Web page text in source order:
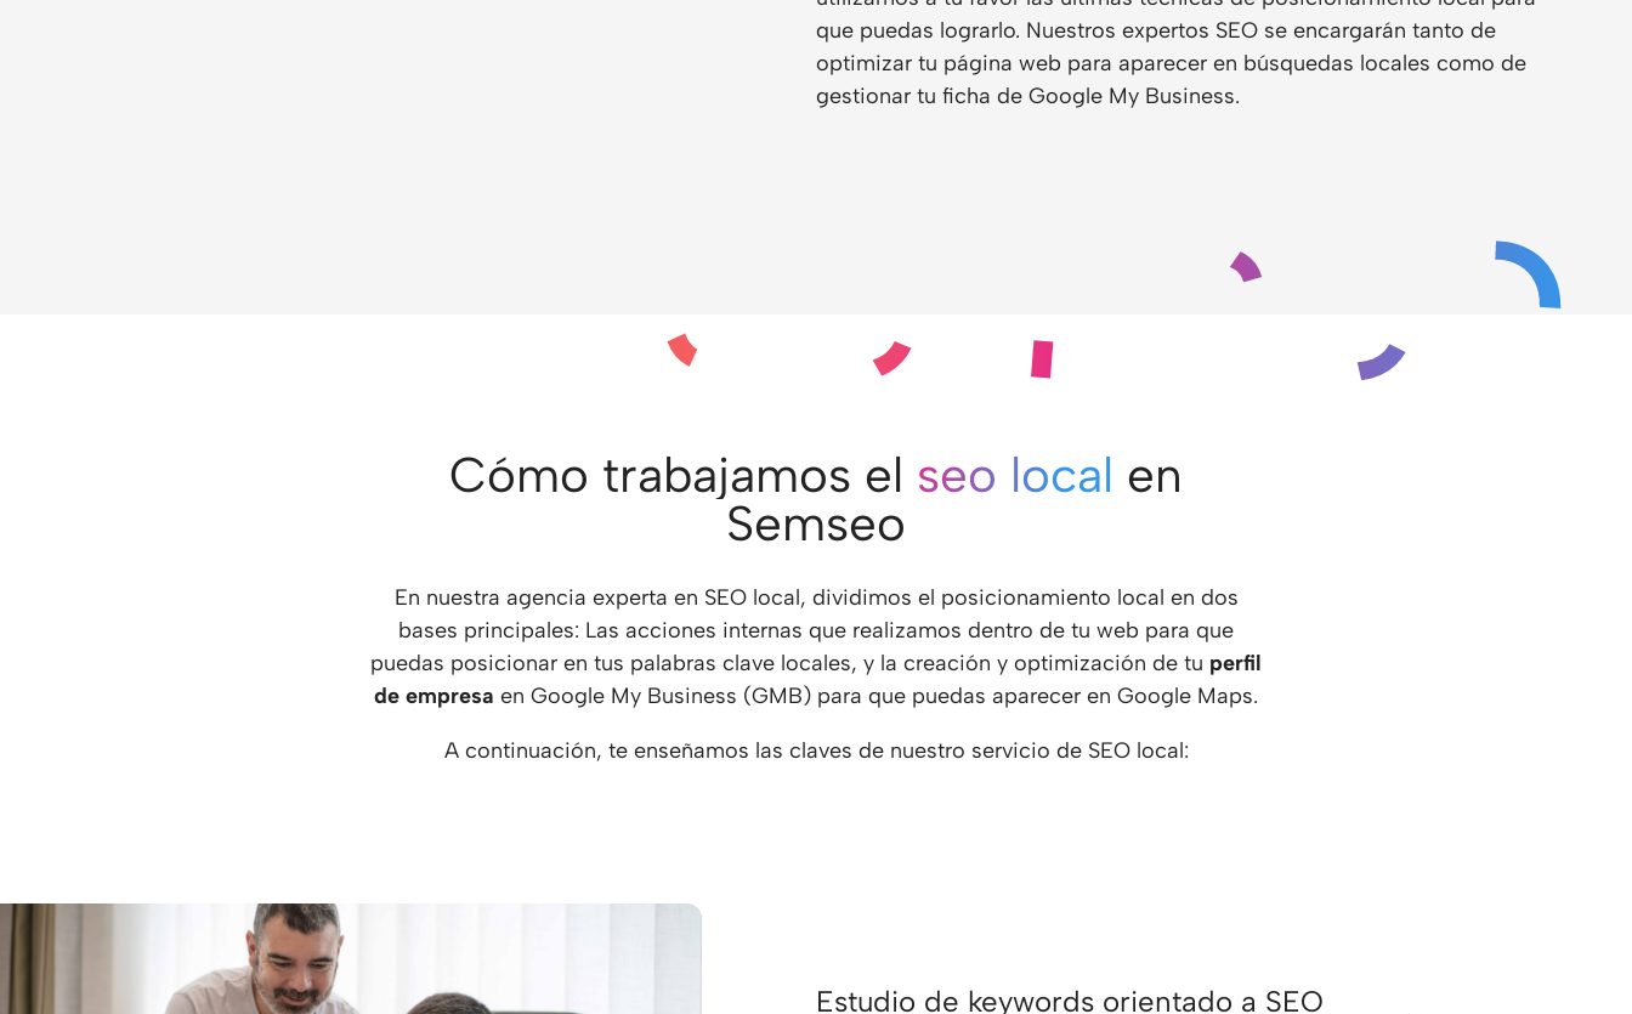
que puedas lograrlo. Nuestros expertos SEO se encargarán tanto de
optimizar tu página web para aparecer en búsquedas locales como de
gestionar tu ficha de Google My Business.
Cómo trabajamos el seo local en
Semseo
En nuestra agencia experta en SEO local, dividimos el posicionamiento local en dos
bases principales: Las acciones internas que realizamos dentro de tu web para que
puedas posicionar en tus palabras clave locales, y la creación y optimización de tu perfil
de empresa en Google My Business (GMB) para que puedas aparecer en Google Maps.
A continuación, te enseñamos las claves de nuestro servicio de SEO local:
Estudio de keywords orientado a SEO